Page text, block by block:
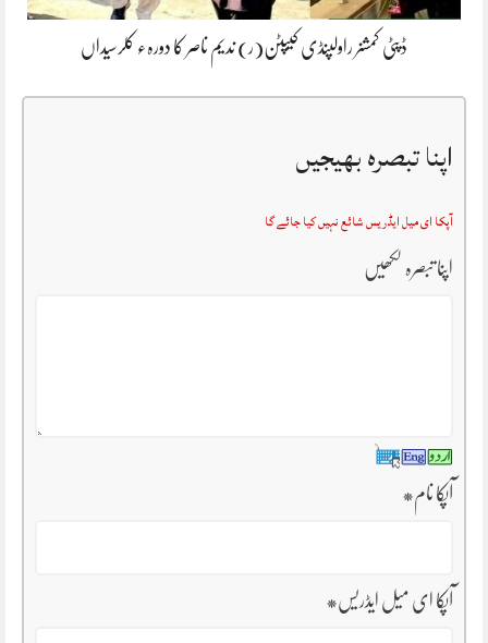
ڈپٹی کمشنر راولپنڈی کیپٹن(ر) ندیم ناصر کا دورہء کلرسیداں
اپنا تبصرہ بھیجیں
آپکا ای میل ایڈریس شائع نہیں کیا جائے گا
اپنا تبصرہ لکھیں
آپکا نام*
آپکا ای میل ایڈریس*